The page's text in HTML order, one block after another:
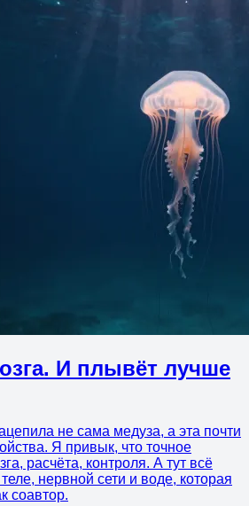
И плывёт лучше
не сама медуза, а эта почти
Я привык, что точное
расчёта, контроля. А тут всё
нервной сети и воде, которая
соавтор.